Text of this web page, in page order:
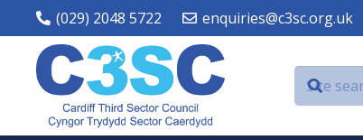
(029) 2048 5722 enquiries@c3sc.org.uk